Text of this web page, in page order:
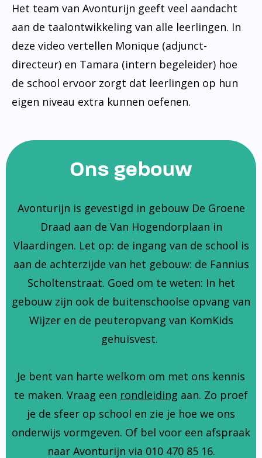
Het team van Avonturijn geeft veel aandacht
aan de taalontwikkeling van alle leerlingen. In
deze video vertellen Monique (adjunct-
directeur) en Tamara (intern begeleider) hoe
de school ervoor zorgt dat leerlingen op hun
eigen niveau extra kunnen oefenen.
Ons gebouw
Avonturijn is gevestigd in gebouw De Groene
Draad aan de Van Hogendorplaan in
Vlaardingen. Let op: de ingang van de school is
aan de achterzijde van het gebouw: de Fannius
Scholtenstraat. Goed om te weten: In het
gebouw zijn ook de buitenschoolse opvang van
Wijzer en de peuteropvang van KomKids
gehuisvest.
Je bent van harte welkom om met ons kennis
te maken. Vraag een rondleiding aan. Zo proef
je de sfeer op school en zie je hoe we ons
onderwijs vormgeven. Of bel voor een afspraak
naar Avonturijn via 010 470 85 16.